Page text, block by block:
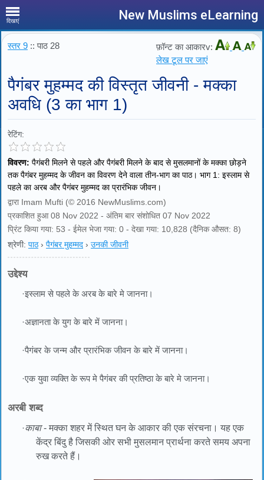
दिखाएं New Muslims eLearning
स्तर 9 :: पाठ 28
फ़ॉन्ट का आकारv:
लेख टूल पर जाएं
पैगंबर मुहम्मद की विस्तृत जीवनी - मक्का
अवधि (3 का भाग 1)
रेटिंग:
विवरण: पैगंबरी मिलने से पहले और पैगंबरी मिलने के बाद से मुसलमानों के मक्का छोड़ने
तक पैगंबर मुहम्मद के जीवन का विवरण देने वाला तीन-भाग का पाठ। भाग 1: इस्लाम से
पहले का अरब और पैगंबर मुहम्मद का प्रारंभिक जीवन।
द्वारा Imam Mufti (© 2016 NewMuslims.com)
प्रकाशित हुआ 08 Nov 2022 - अंतिम बार संशोधित 07 Nov 2022
प्रिंट किया गया: 53 - ईमेल भेजा गया: 0 - देखा गया: 10,828 (दैनिक औसत: 8)
श्रेणी: पाठ› पैगंबर मुहम्मद › उनकी जीवनी
उद्देश्य
·इस्लाम से पहले के अरब के बारे मे जानना।
·अज्ञानता के युग के बारे में जानना।
·पैगंबर के जन्म और प्रारंभिक जीवन के बारे में जानना।
·एक युवा व्यक्ति के रूप मे पैगंबर की प्रतिष्ठा के बारे मे जानना।
अरबी शब्द
·काबा- मक्का शहर में स्थित घन के आकार की एक संरचना। यह एक
केंद्र बिंदु है जिसकी ओर सभी मुसलमान प्रार्थना करते समय अपना
रुख करते हैं।